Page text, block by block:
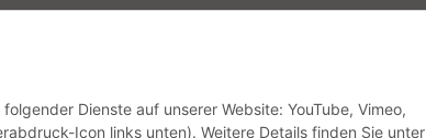
Vertrag widerrufen
Dienste auf unserer Website: YouTube, Vimeo,
Icon links unten). Weitere Details finden Sie unter